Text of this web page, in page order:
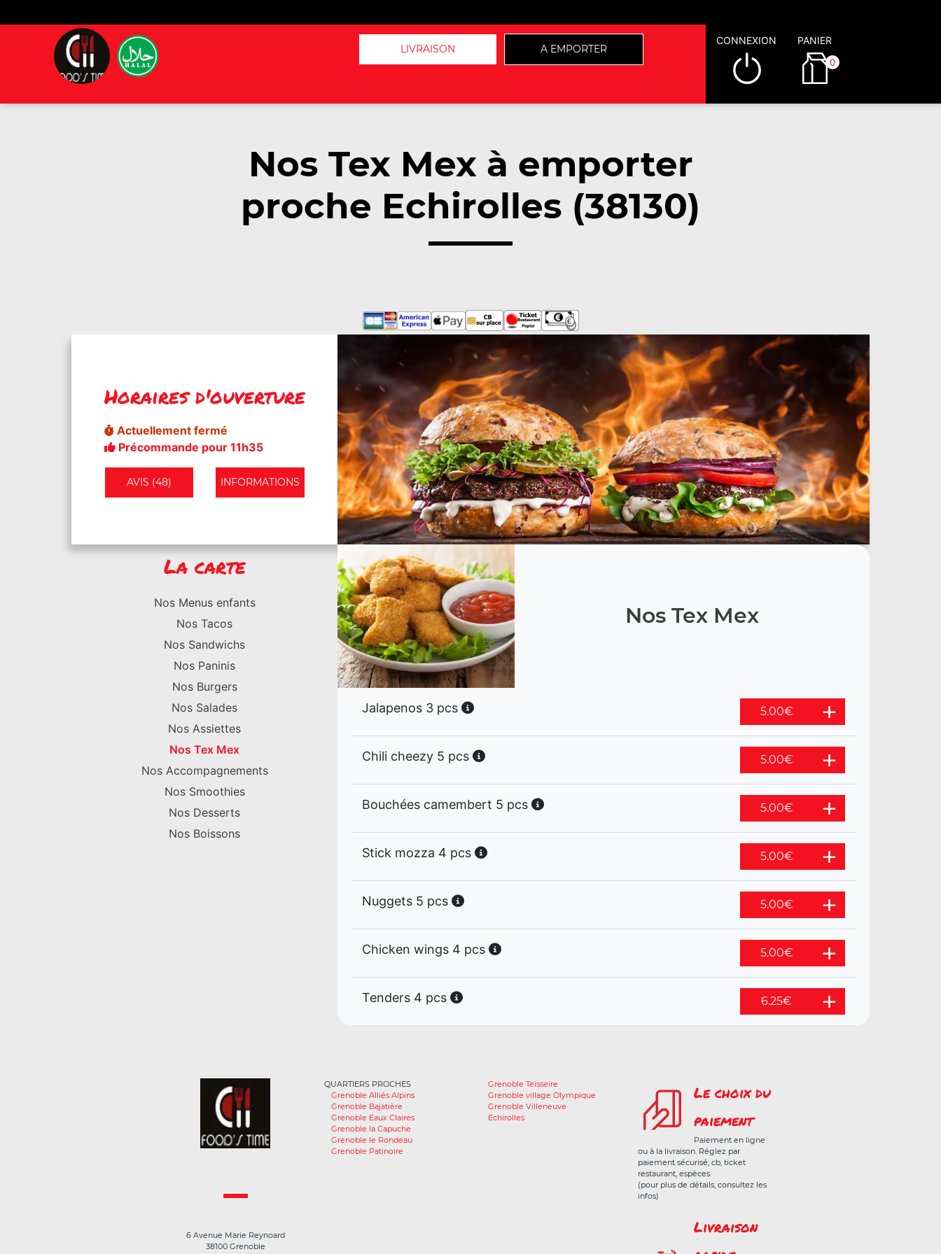
LIVRAISON A EMPORTER
CONNEXION PANIER
0
Nos Tex Mex à emporter
proche Echirolles (38130)
Horaires d'ouverture
Actuellement fermé
Précommande pour 11h35
AVIS (48) INFORMATIONS
La carte
Nos Menus enfants
Nos Tacos
Nos Sandwichs
Nos Paninis
Nos Burgers
Nos Salades
Nos Assiettes
Nos Tex Mex
Nos Accompagnements
Nos Smoothies
Nos Desserts
Nos Boissons
Nos Tex Mex
Jalapenos 3 pcs 5.00€
Chili cheezy 5 pcs 5.00€
Bouchées camembert 5 pcs 5.00€
Stick mozza 4 pcs 5.00€
Nuggets 5 pcs 5.00€
Chicken wings 4 pcs 5.00€
Tenders 4 pcs 6.25€
6 Avenue Marie Reynoard
38100 Grenoble
QUARTIERS PROCHES
Grenoble Alliés Alpins
Grenoble Bajatière
Grenoble Eaux Claires
Grenoble la Capuche
Grenoble le Rondeau
Grenoble Patinoire
Grenoble Teisseire
Grenoble village Olympique
Grenoble Villeneuve
Echirolles
Le choix du
paiement
Paiement en ligne
ou à la livraison. Réglez par
paiement sécurisé, cb, ticket
restaurant, espèces.
(pour plus de détails, consultez les
infos)
Livraison